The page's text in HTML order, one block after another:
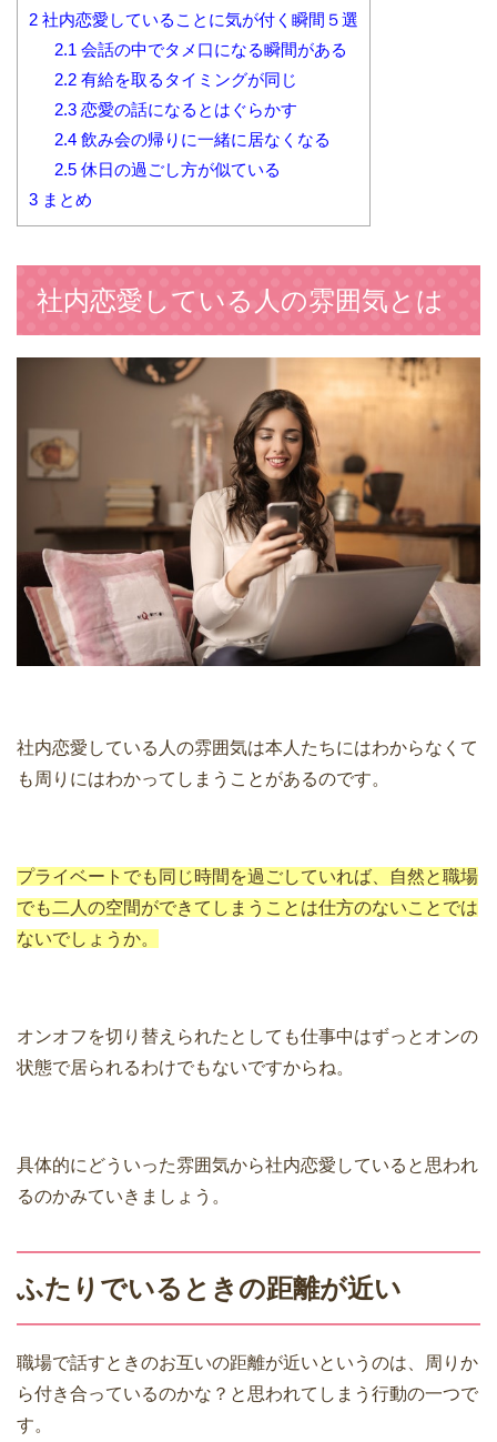
2 社内恋愛していることに気が付く瞬間５選
2.1 会話の中でタメ口になる瞬間がある
2.2有給を取るタイミングが同じ
2.3恋愛の話になるとはぐらかす
2.4飲み会の帰りに一緒に居なくなる
2.5休日の過ごし方が似ている
3 まとめ
社内恋愛している人の雰囲気とは
社内恋愛している人の雰囲気は本人たちにはわからなくて
も周りにはわかってしまうことがあるのです。
プライベートでも同じ時間を過ごしていれば、自然と職場
でも二人の空間ができてしまうことは仕方のないことでは
ないでしょうか。
オンオフを切り替えられたとしても仕事中はずっとオンの
状態で居られるわけでもないですからね。
具体的にどういった雰囲気から社内恋愛していると思われ
るのかみていきましょう。
ふたりでいるときの距離が近い
職場で話すときのお互いの距離が近いというのは、周りか
ら付き合っているのかな？と思われてしまう行動の一つで
す。